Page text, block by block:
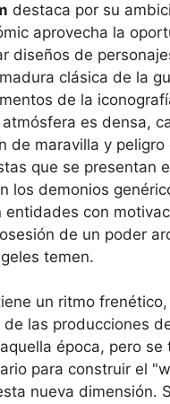
destaca por su
aprovecha la
diseños de
clásica de la
de la
es densa,
de maravilla y peligro
que se presentan
los demonios
entidades con
de un poder
temen.
un ritmo frenético,
las producciones
época, pero se
para construir el
nueva dimensión.